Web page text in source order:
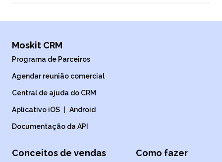
Moskit CRM
Programa de Parceiros
Agendar reunião comercial
Central de ajuda do CRM
Aplicativo iOS Android
Documentação da API
Conceitos de vendas Como fazer